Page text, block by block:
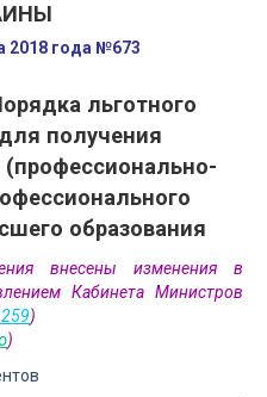
2018 года №673
льготного
получения
образования
внесены изменения в
Кабинета Министров
)
)